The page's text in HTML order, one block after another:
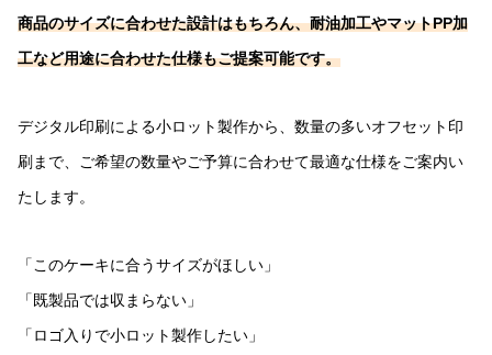
商品のサイズに合わせた設計はもちろん、耐油加工やマットPP加
工など用途に合わせた仕様もご提案可能です。
デジタル印刷による小ロット製作から、数量の多いオフセット印
刷まで、ご希望の数量やご予算に合わせて最適な仕様をご案内い
たします。
「このケーキに合うサイズがほしい」
「既製品では収まらない」
「ロゴ入りで小ロット製作したい」